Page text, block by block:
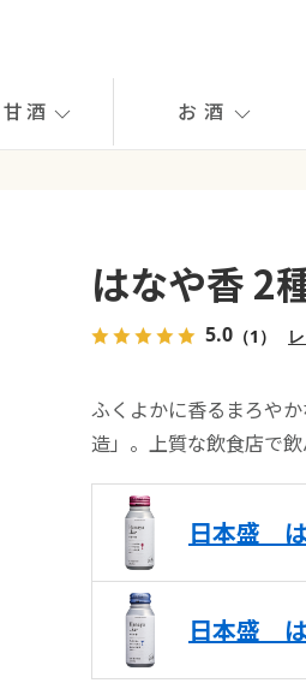
甘酒 お酒
はなや香 2
5.0 （1）
ふくよかに香るまろや
造」。上質な飲食店で
日本盛
日本盛